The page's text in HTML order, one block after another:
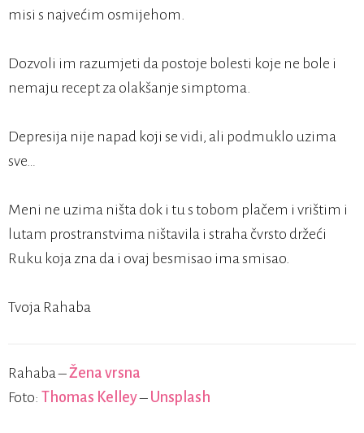
misi s najvećim osmijehom.
Dozvoli im razumjeti da postoje bolesti koje ne bole i
nemaju recept za olakšanje simptoma.
Depresija nije napad koji se vidi, ali podmuklo uzima
sve…
Meni ne uzima ništa dok i tu s tobom plačem i vrištim i
lutam prostranstvima ništavila i straha čvrsto držeći
Ruku koja zna da i ovaj besmisao ima smisao.
Tvoja Rahaba
Rahaba –Žena vrsna
Foto: Thomas Kelley– Unsplash